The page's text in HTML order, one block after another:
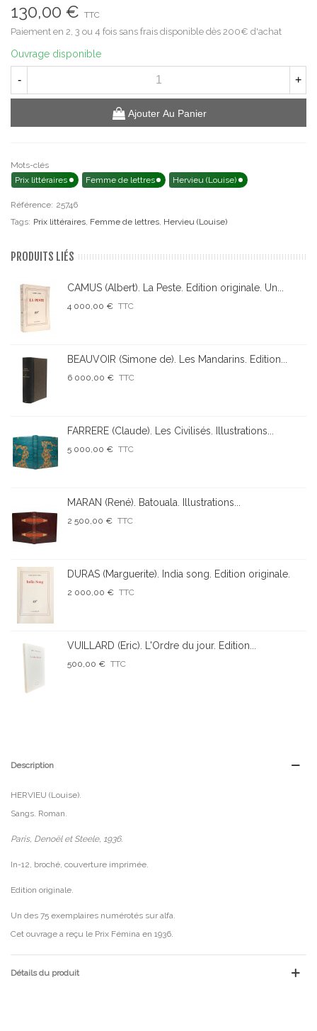
130,00 € TTC
Paiement en 2, 3 ou 4 fois sans frais disponible dès 200€ d'achat
Ouvrage disponible
- +
Ajouter Au Panier
Mots-clés
Prix littéraires
Femme de lettres Hervieu (Louise)
Référence: 25746
Tags: Prix littéraires Femme de lettres Hervieu (Louise)
PRODUITS LIÉS
CAMUS (Albert). La Peste. Edition originale. Un...
4 000,00 € TTC
BEAUVOIR (Simone de). Les Mandarins. Edition...
6 000,00 € TTC
FARRERE (Claude). Les Civilisés. Illustrations...
5 000,00 € TTC
MARAN (René). Batouala. Illustrations...
2 500,00 € TTC
DURAS (Marguerite). India song. Edition originale.
2 000,00 € TTC
VUILLARD (Eric). L'Ordre du jour. Edition...
500,00 € TTC
Description
HERVIEU (Louise).
Sangs. Roman.
Paris, Denoël et Steele, 1936.
In-12, broché, couverture imprimée.
Edition originale.
Un des 75 exemplaires numérotés sur alfa.
Cet ouvrage a reçu le Prix Fémina en 1936.
Détails du produit